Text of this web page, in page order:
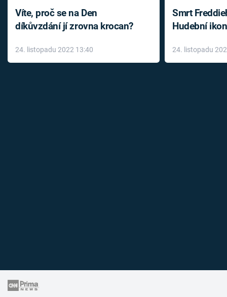
Víte, proč se na Den
díkůvzdání jí zrovna krocan?
24. listopadu 2022 13:40
Smrt
Hudební
léky
24. listopadu